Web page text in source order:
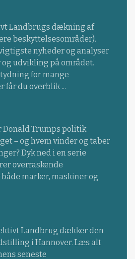
Landbrugs dækning af
beskyttelsesområder).
nyheder og analyser
udvikling på området.
for mange
får du overblik ...
Donald Trumps politik
– og hvem vinder og taber
Dyk ned i en serie
overraskende
marker, maskiner og
Landbrug dækker den
i Hannover. Læs alt
seneste